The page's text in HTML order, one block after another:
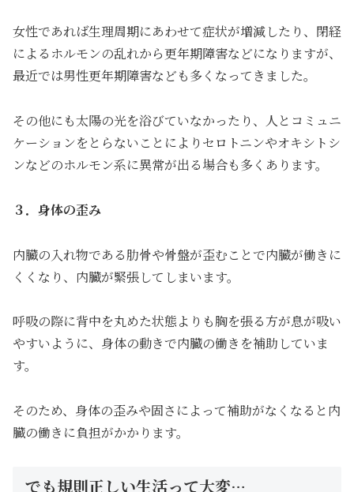
女性であれば生理周期にあわせて症状が増減したり、閉経
によるホルモンの乱れから更年期障害などになりますが、
最近では男性更年期障害なども多くなってきました。
その他にも太陽の光を浴びていなかったり、人とコミュニ
ケーションをとらないことによりセロトニンやオキシトシ
ンなどのホルモン系に異常が出る場合も多くあります。
３．身体の歪み
内臓の入れ物である肋骨や骨盤が歪むことで内臓が働きに
くくなり、内臓が緊張してしまいます。
呼吸の際に背中を丸めた状態よりも胸を張る方が息が吸い
やすいように、身体の動きで内臓の働きを補助していま
す。
そのため、身体の歪みや固さによって補助がなくなると内
臓の働きに負担がかかります。
でも規則正しい生活って大変…